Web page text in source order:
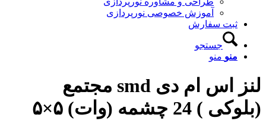
آموزش خصوصی نورپردازی
ثبت سفارش
جستجو
منو منو
لنز اس ام دی smd مجتمع
(بلوکی ) 24 چشمه (وات) ۵×۵